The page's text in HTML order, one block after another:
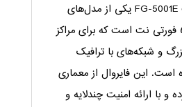
فایروال فورتی گیت FG-5001E یکی از مدل‌های
قدرتمند سری ۵۰۰۰ فورتی نت است که برای مراکز
و شبکه‌های با ترافیک
این فایروال از معماری
و با ارائه امنیت چندلایه و